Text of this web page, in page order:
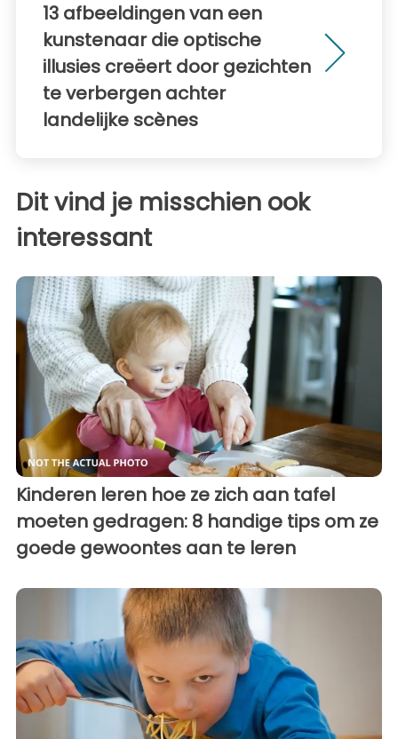
13 afbeeldingen van een
kunstenaar die optische
illusies creëert door gezichten
te verbergen achter
landelijke scènes
Dit vind je misschien ook
interessant
Kinderen leren hoe ze zich aan tafel
moeten gedragen: 8 handige tips om ze
goede gewoontes aan te leren